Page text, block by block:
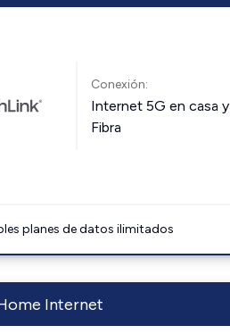
Conexión:
Internet 5G en casa y
Fibra
planes de datos ilimitados
Internet